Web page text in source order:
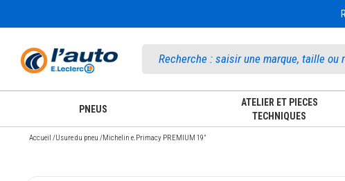
PNEUS
ATELIER ET PIECES
TECHNIQUES
Accueil /Usure du pneu /Michelin e.Primacy PREMIUM 19"